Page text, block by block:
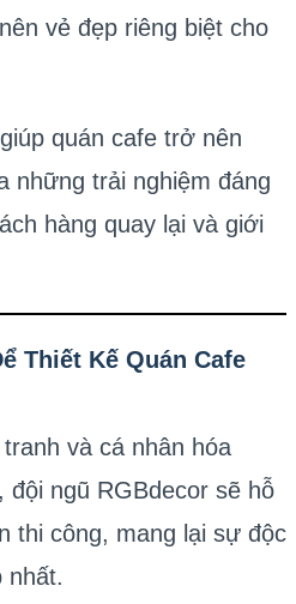
vẻ đẹp riêng biệt cho
quán cafe trở nên
những trải nghiệm đáng
hàng quay lại và giới
Thiết Kế Quán Cafe
và cá nhân hóa
đội ngũ RGBdecor sẽ hỗ
thi công, mang lại sự độc
nhất.